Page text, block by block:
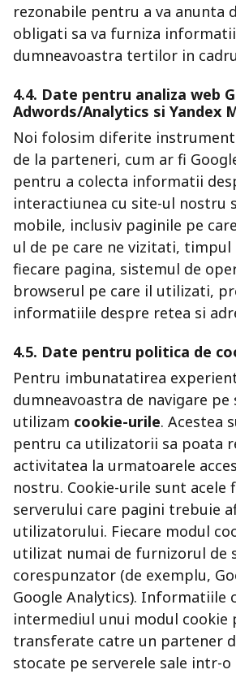
rezonabile pentru a va anunta
obligati sa va furniza
dumneavoastra tertilor in
4.4. Date pentru analiza web
Adwords/Analytics si Yandex
Noi folosim diferite
de la parteneri, cum ar fi
pentru a colecta informatii
interactiunea cu site-ul nostru
mobile, inclusiv paginile pe
ul de pe care ne vizitati,
fiecare pagina, sistemul de
browserul pe care il utilizati,
informatiile despre retea si
4.5. Date pentru politica de
Pentru imbunatatirea
dumneavoastra de navigare
utilizam cookie-urile. Acestea
pentru ca utilizatorii sa poata
activitatea la urmatoarele
nostru. Cookie-urile sunt acele
serverului care pagini trebuie
utilizatorului. Fiecare modul
utilizat numai de furnizorul de
corespunzator (de exemplu,
Google Analytics). Informatiile
intermediul unui modul cookie
transferate catre un partener
stocate pe serverele sale intr-